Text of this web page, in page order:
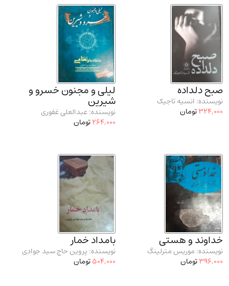
مدرسان شریف و انتشارت ارشد کتاب‌های..(2)
دانشگاه پیامـ نور
صبح دلداده
نویسنده: انسیه تاجیک
324,000تومان
لیلی و مجنون خسرو و
شیرین
نویسنده: عبدالعلی غفوری
264,000تومان
خداوند و هستی
نویسنده: موریس مترلینگ
396,000تومان
بامداد خمار
نویسنده: پروین حاج سید جوادی
504,000تومان